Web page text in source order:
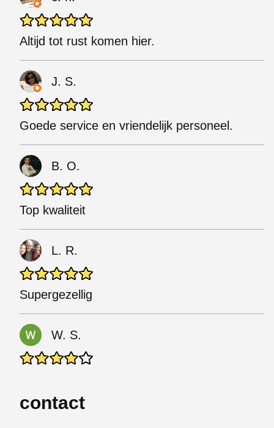
Altijd tot rust komen hier.
J. S.
Goede service en vriendelijk personeel.
B. O.
Top kwaliteit
L. R.
Supergezellig
W. S.
contact